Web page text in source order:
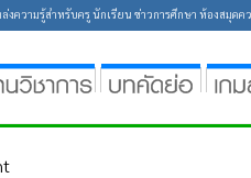
ความรู้สำหรับครู นักเรียน ข่าวการศึกษา ห้องสมุด